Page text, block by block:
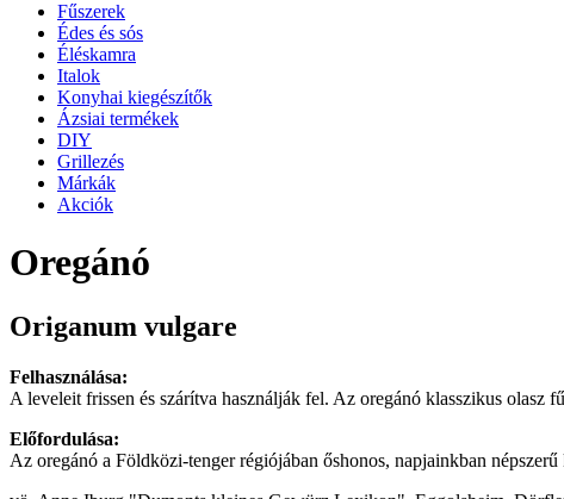
Fűszerek
Édes és sós
Éléskamra
Italok
Konyhai kiegészítők
Ázsiai termékek
DIY
Grillezés
Márkák
Akciók
Oregánó
Origanum vulgare
Felhasználása:
A leveleit frissen és szárítva használják fel. Az oregánó klasszikus olasz
Előfordulása:
Az oregánó a Földközi-tenger régiójában őshonos, napjainkban